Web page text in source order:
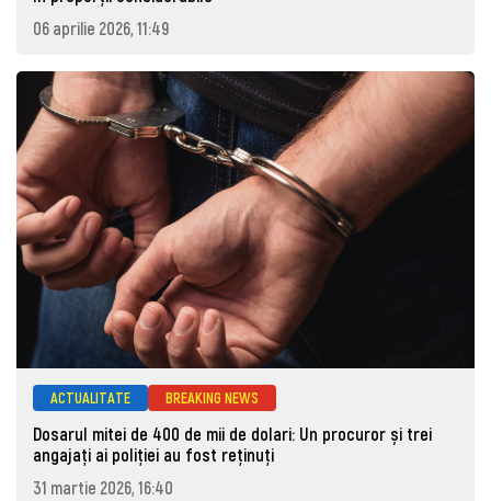
06 aprilie 2026, 11:49
ACTUALITATE BREAKING NEWS
Dosarul mitei de 400 de mii de dolari: Un procuror și trei
angajați ai poliției au fost reținuți
31 martie 2026, 16:40